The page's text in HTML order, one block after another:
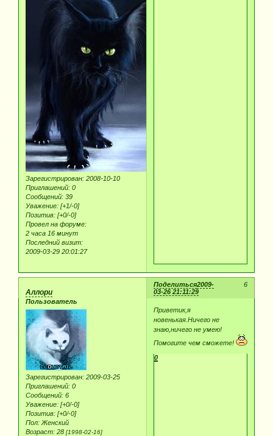
Зарегистрирован: 2008-10-10
Приглашений: 0
Сообщений: 39
Уважение: [+1/-0]
Позитив: [+0/-0]
Провел на форуме:
2 часа 16 минут
Последний визит:
2009-03-29 20:01:27
Поделиться 6
2009-
03-26 21:11:29
Аллори
Пользователь
Зарегистрирован: 2009-03-25
Приглашений: 0
Сообщений: 6
Уважение: [+0/-0]
Позитив: [+0/-0]
Пол: Женский
Возраст: 28 [1998-02-16]
Приветик,я
новенькая.Ничего не
знаю,ничего не умею!
Помогите чем сможете!
0